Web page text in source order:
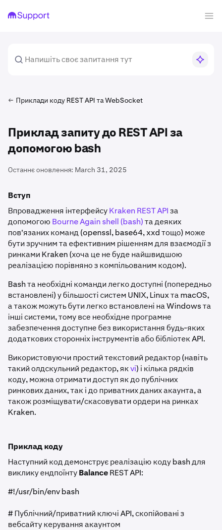
Приклади коду REST API та WebSocket
Приклад запиту до REST API за
допомогою bash
Останнє оновлення: March 31, 2025
Вступ
Впровадження інтерфейсуKraken REST APIза
допомогою Bourne Again shell (bash)та деяких
пов'язаних команд (openssl, base64, xxd тощо) може
бути зручним та ефективним рішенням для взаємодії з
ринками Kraken (хоча це не буде найшвидшою
реалізацією порівняно з компільованим кодом).
Bash та необхідні команди легко доступні (попередньо
встановлені) у більшості систем UNIX, Linux та macOS,
а також можуть бути легко встановлені на Windows та
інші системи, тому все необхідне програмне
забезпечення доступне без використання будь-яких
додаткових сторонніх інструментів або бібліотек API.
Використовуючи простий текстовий редактор (навіть
такий олдскульний редактор, якvi) і кілька рядків
коду, можна отримати доступ як до публічних
ринкових даних, так і до приватних даних акаунта, а
також розміщувати/скасовувати ордери на ринках
Kraken.
Приклад коду
Наступний код демонструє реалізацію коду bash для
виклику ендпоїнтуBalanceREST API:
#!/usr/bin/env bash
# Публічний/приватний ключі API, скопійовані з
вебсайту керування акаунтом